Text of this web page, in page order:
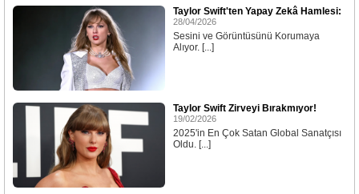
Taylor Swift'ten Yapay Zekâ Hamlesi:
28/04/2026
Sesini ve Görüntüsünü Korumaya
Alıyor. [...]
Taylor Swift Zirveyi Bırakmıyor!
19/02/2026
2025'in En Çok Satan Global Sanatçısı
Oldu. [...]